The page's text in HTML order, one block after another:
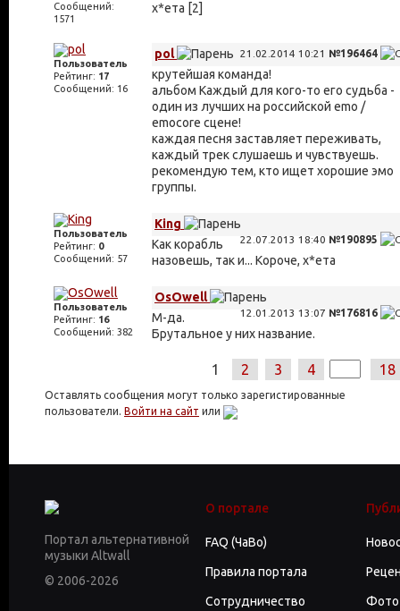
Сообщений:
1571
х*ета [2]
Пользователь
Рейтинг: 17
Сообщений: 16
pol 21.02.2014 10:21 №196464
крутейшая команда!
альбом Каждый для кого-то его судьба -
один из лучших на российской emo /
emocore сцене!
каждая песня заставляет переживать,
каждый трек слушаешь и чувствуешь.
рекомендую тем, кто ищет хорошие эмо
группы.
Пользователь
Рейтинг: 0
Сообщений: 57
King
22.07.2013 18:40 №190895
Как корабль
назовешь, так и... Короче, х*ета
Пользователь
Рейтинг: 16
Сообщений: 382
OsOwell
12.01.2013 13:07 №176816
М-да.
Брутальное у них название.
1 2 3 4 18
Оставлять сообщения могут только зарегистированные
пользователи. Войти на сайт или
Портал альтернативной
музыки Altwall
© 2006-2026
О портале
FAQ (ЧаВо)
Правила портала
Сотрудничество